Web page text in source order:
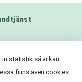
statistik så vi kan
finns även cookies